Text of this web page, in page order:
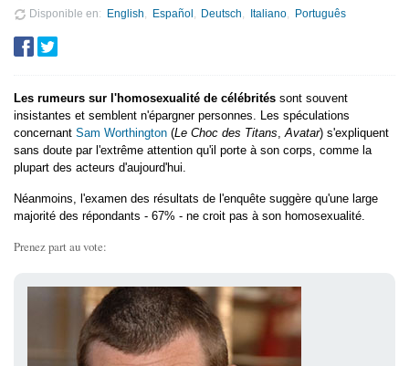
Disponible en
English Español Deutsch Italiano Português
Les rumeurs sur l'homosexualité de célébrités sont souvent
insistantes et semblent n'épargner personnes. Les spéculations
concernant Sam Worthington (Le Choc des Titans,Avatar) s'expliquent
sans doute par l'extrême attention qu'il porte à son corps, comme la
plupart des acteurs d'aujourd'hui.
Néanmoins, l'examen des résultats de l'enquête suggère qu'une large
majorité des répondants - 67% - ne croit pas à son homosexualité.
Prenez part au vote: